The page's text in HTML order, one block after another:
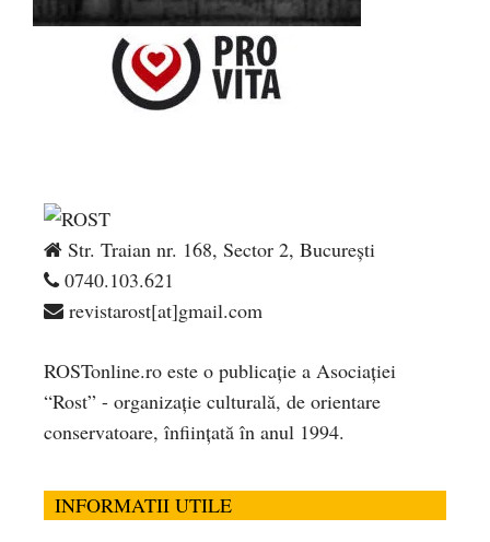
Str. Traian nr. 168, Sector 2, București
0740.103.621
revistarost[at]gmail.com
ROSTonline.ro este o publicaţie a Asociaţiei
“Rost” - organizaţie culturală, de orientare
conservatoare, înfiinţată în anul 1994.
INFORMATII UTILE